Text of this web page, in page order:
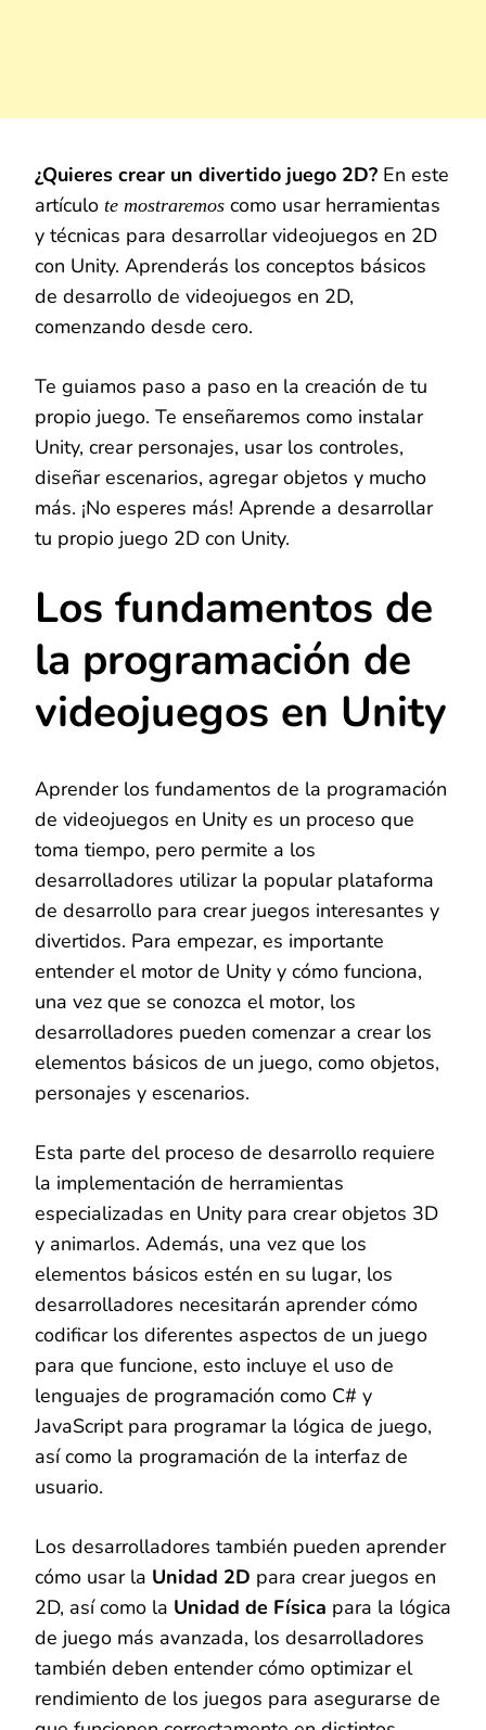
¿Quieres crear un divertido juego 2D? En este
artículo te mostraremos como usar herramientas
y técnicas para desarrollar videojuegos en 2D
con Unity. Aprenderás los conceptos básicos
de desarrollo de videojuegos en 2D,
comenzando desde cero.
Te guiamos paso a paso en la creación de tu
propio juego. Te enseñaremos como instalar
Unity, crear personajes, usar los controles,
diseñar escenarios, agregar objetos y mucho
más. ¡No esperes más! Aprende a desarrollar
tu propio juego 2D con Unity.
Los fundamentos de
la programación de
videojuegos en Unity
Aprender los fundamentos de la programación
de videojuegos en Unity es un proceso que
toma tiempo, pero permite a los
desarrolladores utilizar la popular plataforma
de desarrollo para crear juegos interesantes y
divertidos. Para empezar, es importante
entender el motor de Unity y cómo funciona,
una vez que se conozca el motor, los
desarrolladores pueden comenzar a crear los
elementos básicos de un juego, como objetos,
personajes y escenarios.
Esta parte del proceso de desarrollo requiere
la implementación de herramientas
especializadas en Unity para crear objetos 3D
y animarlos. Además, una vez que los
elementos básicos estén en su lugar, los
desarrolladores necesitarán aprender cómo
codificar los diferentes aspectos de un juego
para que funcione, esto incluye el uso de
lenguajes de programación como C# y
JavaScript para programar la lógica de juego,
así como la programación de la interfaz de
usuario.
Los desarrolladores también pueden aprender
cómo usar la Unidad 2D para crear juegos en
2D, así como la Unidad de Física para la lógica
de juego más avanzada, los desarrolladores
también deben entender cómo optimizar el
rendimiento de los juegos para asegurarse de